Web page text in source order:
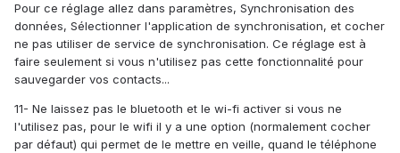
Pour ce réglage allez dans paramètres, Synchronisation des
données, Sélectionner l'application de synchronisation, et cocher
ne pas utiliser de service de synchronisation. Ce réglage est à
faire seulement si vous n'utilisez pas cette fonctionnalité pour
sauvegarder vos contacts...
11- Ne laissez pas le bluetooth et le wi-fi activer si vous ne
l'utilisez pas, pour le wifi il y a une option (normalement cocher
par défaut) qui permet de le mettre en veille, quand le téléphone